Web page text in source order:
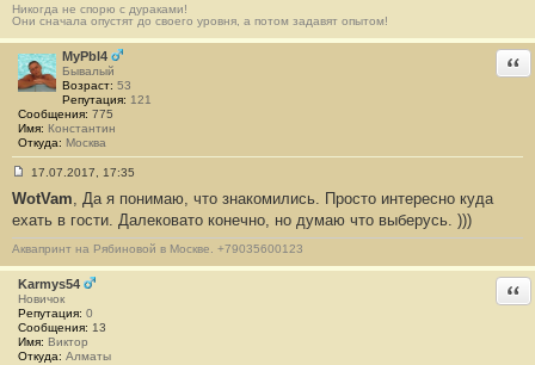
1
3
1
2
Никогда не спорю с дураками!
Они сначала опустят до своего уровня, а потом задавят опытом!
MyPbl4
Бывалый
Возраст: 53
Репутация: 121
Сообщения: 775
Имя: Константин
Откуда: Москва
о
б
щ
е
н
и
е
#
1
3
1
17.07.2017, 17:35
WotVam, Да я понимаю, что знакомились. Просто интересно куда
ехать в гости. Далековато конечно, но думаю что выберусь. )))
Аквапринт на Рябиновой в Москве. +79035600123
Karmys54
Новичок
Репутация: 0
Сообщения: 13
Имя: Виктор
Откуда: Алматы